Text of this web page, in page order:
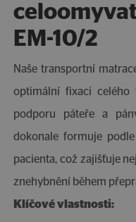
EM-10/2
Naše transportní
optimální fixaci celého
podporu páteře a
dokonale formuje
pacienta, což zajišťuje
znehybnění během
Klíčové vlastnosti: